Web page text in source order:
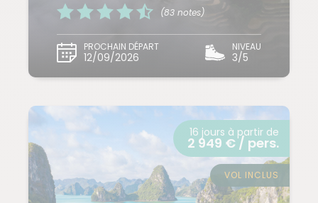
(83 notes)
PROCHAIN DÉPART
12/09/2026
NIVEAU
3/5
16 jours à partir de
2 949 € / pers.
VOL INCLUS